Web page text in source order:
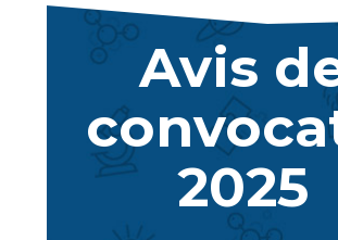
Avis
2025